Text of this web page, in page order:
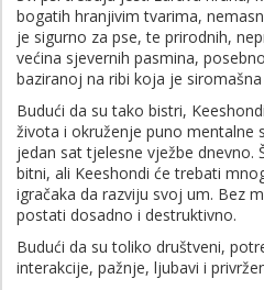
bogatih hranjivim tvarima,
je sigurno za pse, te prirodnih,
većina sjevernih pasmina,
baziranoj na ribi koja je
Budući da su tako bistri,
života i okruženje puno mentalne
jedan sat tjelesne vježbe dnevno.
bitni, ali Keeshondi će trebati
igračaka da razviju svoj um. Bez
postati dosadno i destruktivno.
Budući da su toliko društveni,
interakcije, pažnje, ljubavi i